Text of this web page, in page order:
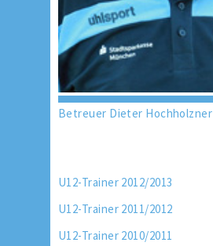
Betreuer Dieter Hochholzner
U12-Trainer 2012/2013
U12-Trainer 2011/2012
U12-Trainer 2010/2011